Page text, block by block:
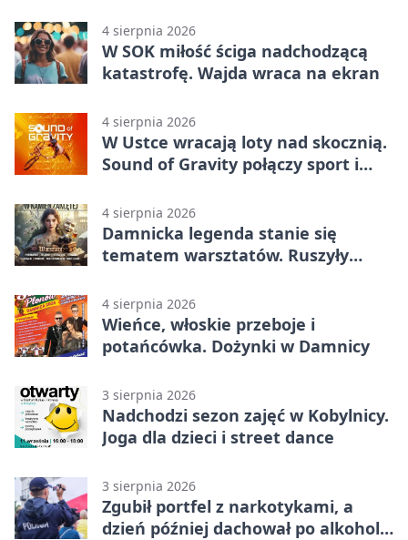
4 sierpnia 2026
W SOK miłość ściga nadchodzącą
katastrofę. Wajda wraca na ekran
4 sierpnia 2026
W Ustce wracają loty nad skocznią.
Sound of Gravity połączy sport i
4 sierpnia 2026
Damnicka legenda stanie się
tematem warsztatów. Ruszyły
4 sierpnia 2026
Wieńce, włoskie przeboje i
potańcówka. Dożynki w Damnicy
3 sierpnia 2026
Nadchodzi sezon zajęć w Kobylnicy.
Joga dla dzieci i street dance
3 sierpnia 2026
Zgubił portfel z narkotykami, a
dzień później dachował po alkoholu